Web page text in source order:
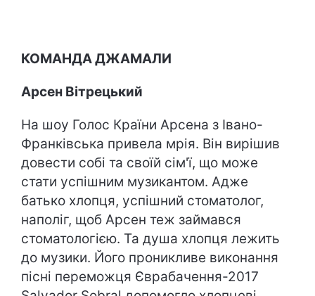
КОМАНДА ДЖАМАЛИ
Арсен Вітрецький
На шоу Голос Країни Арсена з Івано-
Франківська привела мрія. Він вирішив
довести собі та своїй сім'ї, що може
стати успішним музикантом. Адже
батько хлопця, успішний стоматолог,
наполіг, щоб Арсен теж займався
стоматологією. Та душа хлопця лежить
до музики. Його проникливе виконання
пісні переможця Єврабачення-2017